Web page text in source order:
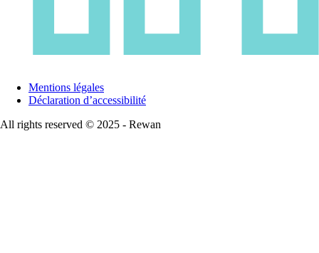
Mentions légales
Déclaration d’accessibilité
All rights reserved © 2025 - Rewan